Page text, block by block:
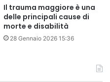
Il trauma maggiore è una
delle principali cause di
morte e disabilità
28 Gennaio 2026 15:36